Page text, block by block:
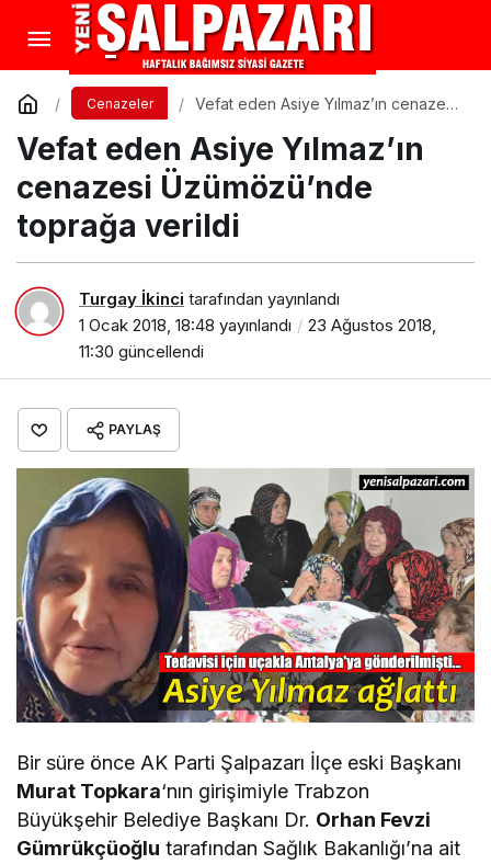
Cenazeler
Vefat eden Asiye Yılmaz’ın cenazesi
Vefat eden Asiye Yılmaz’ın
cenazesi Üzümözü’nde
toprağa verildi
Turgay İkinci tarafından yayınlandı
1 Ocak 2018, 18:48 yayınlandı
23 Ağustos 2018,
11:30 güncellendi
PAYLAŞ
Bir süre önce AK Parti Şalpazarı İlçe eski Başkanı
Murat Topkara‘nın girişimiyle Trabzon
Büyükşehir Belediye Başkanı Dr. Orhan Fevzi
Gümrükçüoğlu tarafından Sağlık Bakanlığı’na ait